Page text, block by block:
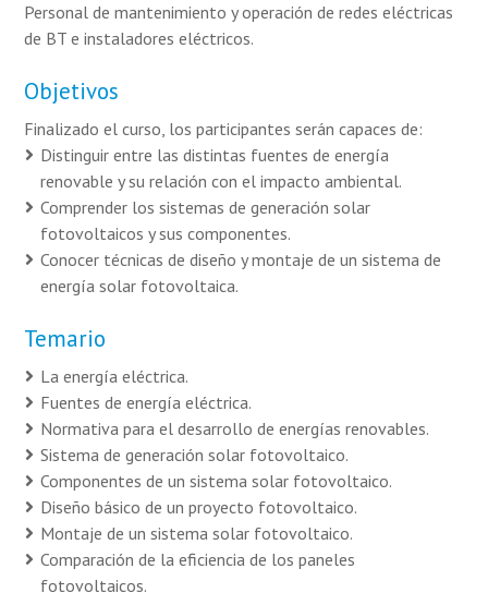
Personal de mantenimiento y operación de redes eléctricas
de BT e instaladores eléctricos.
Objetivos
Finalizado el curso, los participantes serán capaces de:
Distinguir entre las distintas fuentes de energía
renovable y su relación con el impacto ambiental.
Comprender los sistemas de generación solar
fotovoltaicos y sus componentes.
Conocer técnicas de diseño y montaje de un sistema de
energía solar fotovoltaica.
Temario
La energía eléctrica.
Fuentes de energía eléctrica.
Normativa para el desarrollo de energías renovables.
Sistema de generación solar fotovoltaico.
Componentes de un sistema solar fotovoltaico.
Diseño básico de un proyecto fotovoltaico.
Montaje de un sistema solar fotovoltaico.
Comparación de la eficiencia de los paneles
fotovoltaicos.